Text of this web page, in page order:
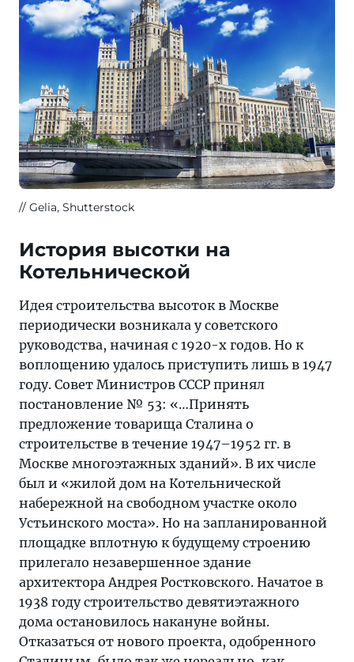
Gelia, Shutterstock
История высотки на
Котельнической
Идея строительства высоток в Москве
периодически возникала у советского
руководства, начиная с 1920-х годов. Но к
воплощению удалось приступить лишь в 1947
году. Совет Министров СССР принял
постановление № 53: «…Принять
предложение товарища Сталина о
строительстве в течение 1947–1952 гг. в
Москве многоэтажных зданий». В их числе
был и «жилой дом на Котельнической
набережной на свободном участке около
Устьинского моста». Но на запланированной
площадке вплотную к будущему строению
прилегало незавершенное здание
архитектора Андрея Ростковского. Начатое в
1938 году строительство девятиэтажного
дома остановилось накануне войны.
Отказаться от нового проекта, одобренного